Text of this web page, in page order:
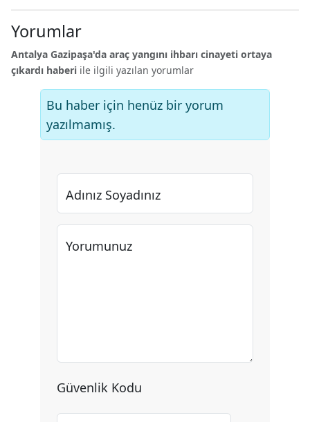
Yorumlar
Antalya Gazipaşa'da araç yangını ihbarı cinayeti ortaya
çıkardı haberi ile ilgili yazılan yorumlar
Bu haber için henüz bir yorum
yazılmamış.
Adınız Soyadınız
Yorumunuz
Güvenlik Kodu